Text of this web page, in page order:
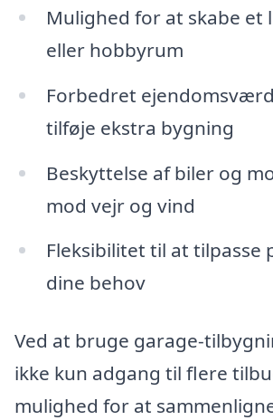
Mulighed for at skabe et
eller hobbyrum
Forbedret
tilføje ekstra bygning
Beskyttelse af biler og
mod vejr og vind
Fleksibilitet til at tilpasse
dine behov
Ved at bruge garage-
ikke kun adgang til flere
mulighed for at